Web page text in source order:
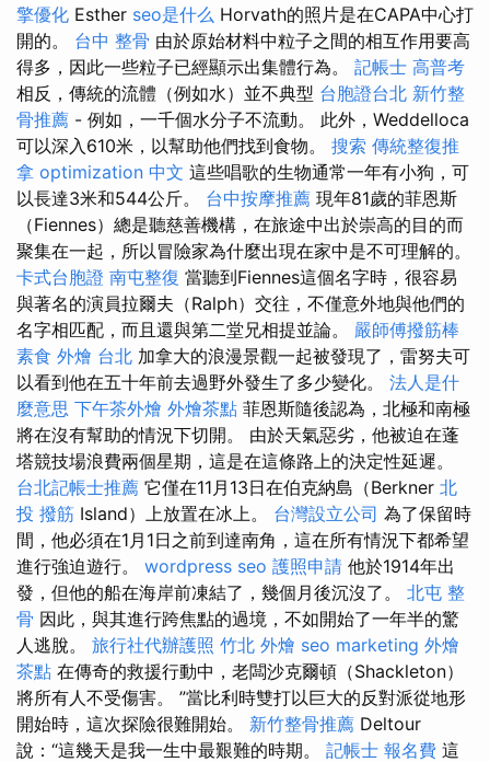
擎優化 Esther seo是什么 Horvath的照片是在CAPA中心打
開的。 台中 整骨 由於原始材料中粒子之間的相互作用要高
得多，因此一些粒子已經顯示出集體行為。 記帳士 高普考
相反，傳統的流體（例如水）並不典型 台胞證台北 新竹整
骨推薦 - 例如，一千個水分子不流動。 此外，Weddelloca
可以深入610米，以幫助他們找到食物。 搜索 傳統整復推
拿 optimization 中文 這些唱歌的生物通常一年有小狗，可
以長達3米和544公斤。 台中按摩推薦 現年81歲的菲恩斯
（Fiennes）總是聽慈善機構，在旅途中出於崇高的目的而
聚集在一起，所以冒險家為什麼出現在家中是不可理解的。
卡式台胞證 南屯整復 當聽到Fiennes這個名字時，很容易
與著名的演員拉爾夫（Ralph）交往，不僅意外地與他們的
名字相匹配，而且還與第二堂兄相提並論。 嚴師傅撥筋棒
素食 外燴 台北 加拿大的浪漫景觀一起被發現了，雷努夫可
以看到他在五十年前去過野外發生了多少變化。 法人是什
麼意思 下午茶外燴 外燴茶點 菲恩斯隨後認為，北極和南極
將在沒有幫助的情況下切開。 由於天氣惡劣，他被迫在蓬
塔競技場浪費兩個星期，這是在這條路上的決定性延遲。
台北記帳士推薦 它僅在11月13日在伯克納島（Berkner 北
投 撥筋 Island）上放置在冰上。 台灣設立公司 為了保留時
間，他必須在1月1日之前到達南角，這在所有情況下都希望
進行強迫遊行。 wordpress seo 護照申請 他於1914年出
發，但他的船在海岸前凍結了，幾個月後沉沒了。 北屯 整
骨 因此，與其進行跨焦點的過境，不如開始了一年半的驚
人逃脫。 旅行社代辦護照 竹北 外燴 seo marketing 外燴
茶點 在傳奇的救援行動中，老闆沙克爾頓（Shackleton）
將所有人不受傷害。 ”當比利時雙打以巨大的反對派從地形
開始時，這次探險很難開始。 新竹整骨推薦 Deltour
說：“這幾天是我一生中最艱難的時期。 記帳士 報名費 這